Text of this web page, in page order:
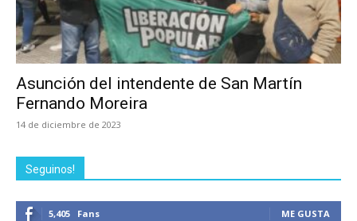
Asunción del intendente de San Martín
Fernando Moreira
14 de diciembre de 2023
Seguinos!
5,405 Fans ME GUSTA